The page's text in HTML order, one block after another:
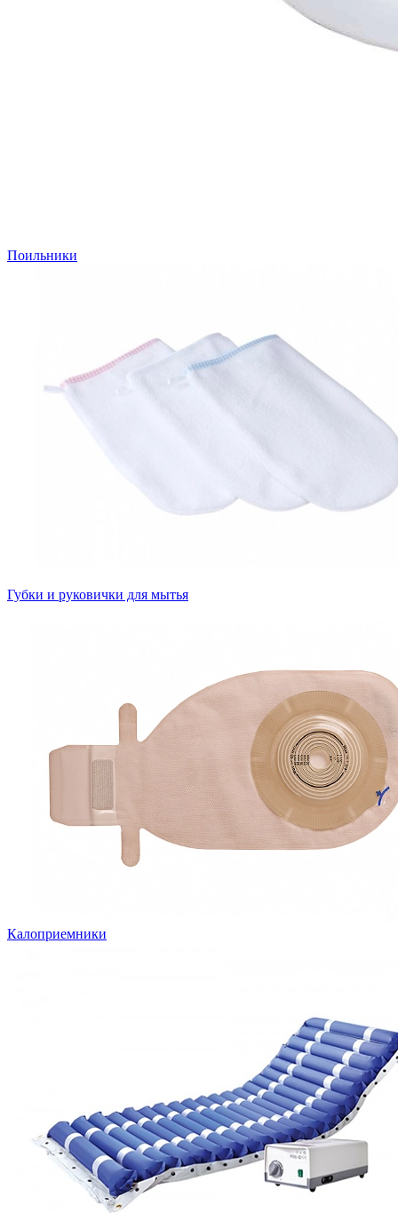
Поильники
Губки и руковички для мытья
Калоприемники